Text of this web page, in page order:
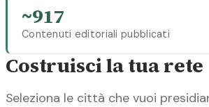
~917
Contenuti editoriali pubblicati
Costruisci la tua rete
Seleziona le città che vuoi